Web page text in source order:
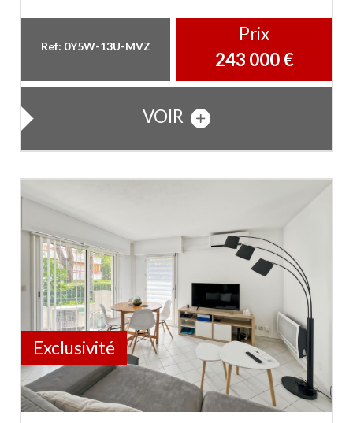
Ref: 0Y5W-13U-MVZ
Prix
243 000 €
VOIR
Exclusivité